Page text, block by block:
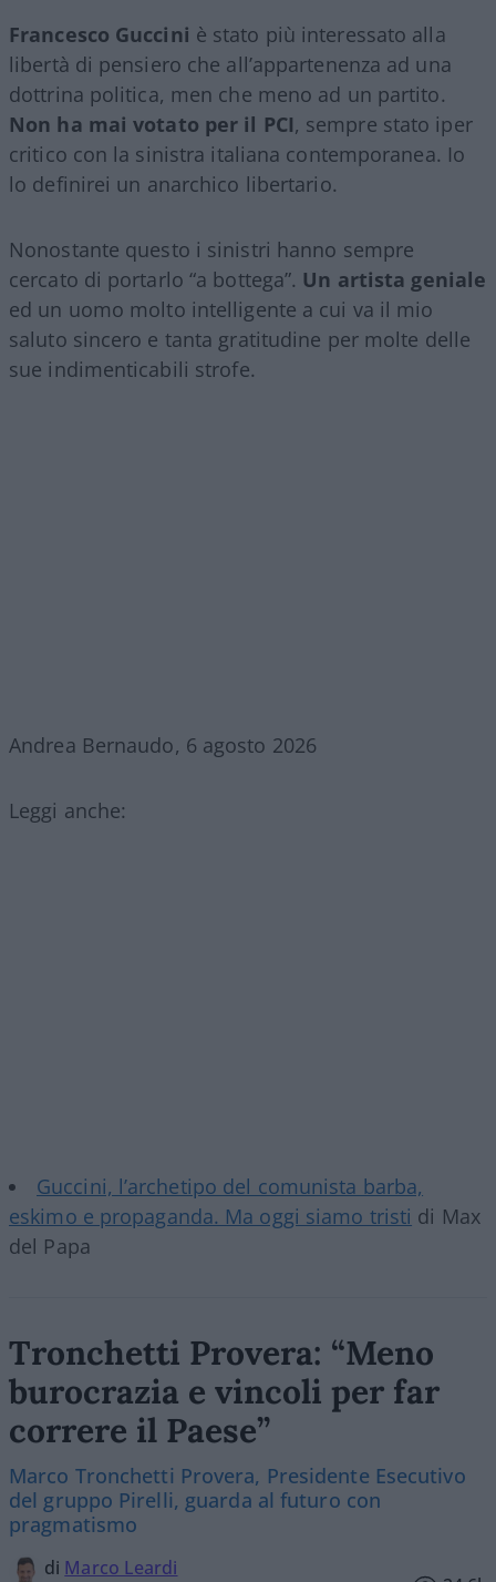
Francesco Guccini è stato più interessato alla
libertà di pensiero che all’appartenenza ad una
dottrina politica, men che meno ad un partito.
Non ha mai votato per il PCI, sempre stato iper
critico con la sinistra italiana contemporanea. Io
lo definirei un anarchico libertario.
Nonostante questo i sinistri hanno sempre
cercato di portarlo “a bottega”. Un artista geniale
ed un uomo molto intelligente a cui va il mio
saluto sincero e tanta gratitudine per molte delle
sue indimenticabili strofe.
Andrea Bernaudo, 6 agosto 2026
Leggi anche:
Guccini, l’archetipo del comunista barba,
eskimo e propaganda. Ma oggi siamo tristi di Max
del Papa
Tronchetti Provera: “Meno
burocrazia e vincoli per far
correre il Paese”
Marco Tronchetti Provera, Presidente Esecutivo
del gruppo Pirelli, guarda al futuro con
pragmatismo
di Marco Leardi